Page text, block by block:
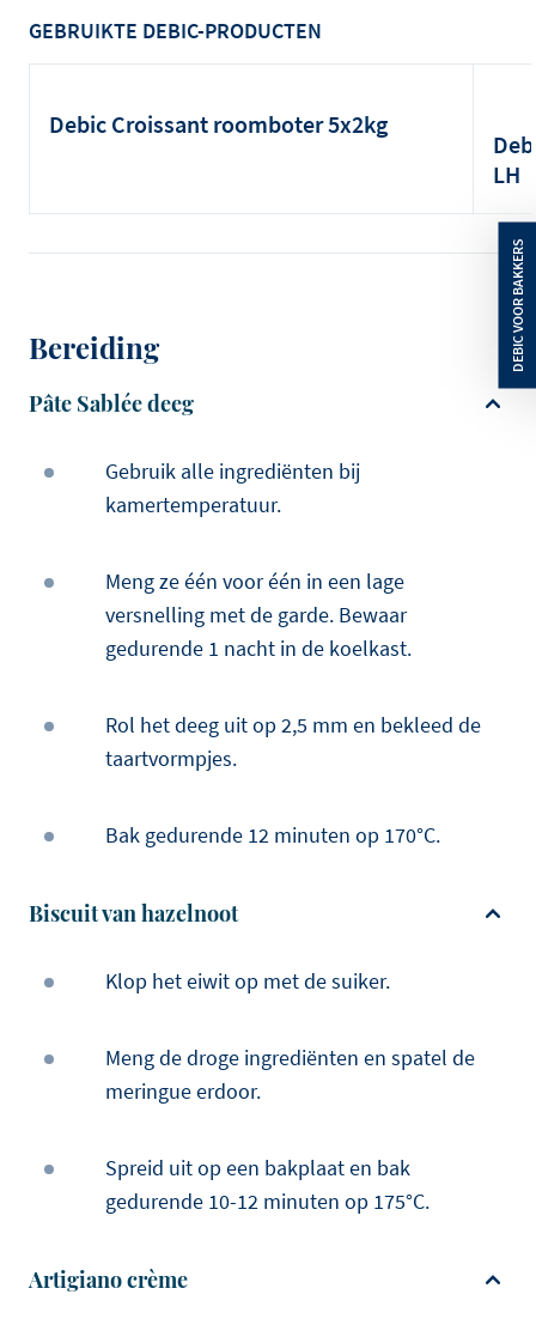
GEBRUIKTE DEBIC-PRODUCTEN
Debic Croissant roomboter 5x2kg
LH
Bereiding
Pâte Sablée deeg
Gebruik alle ingrediënten bij
kamertemperatuur.
Meng ze één voor één in een lage
versnelling met de garde. Bewaar
gedurende 1 nacht in de koelkast.
Rol het deeg uit op 2,5 mm en bekleed de
taartvormpjes.
Bak gedurende 12 minuten op 170°C.
Biscuit van hazelnoot
Klop het eiwit op met de suiker.
Meng de droge ingrediënten en spatel de
meringue erdoor.
Spreid uit op een bakplaat en bak
gedurende 10-12 minuten op 175°C.
Artigiano crème